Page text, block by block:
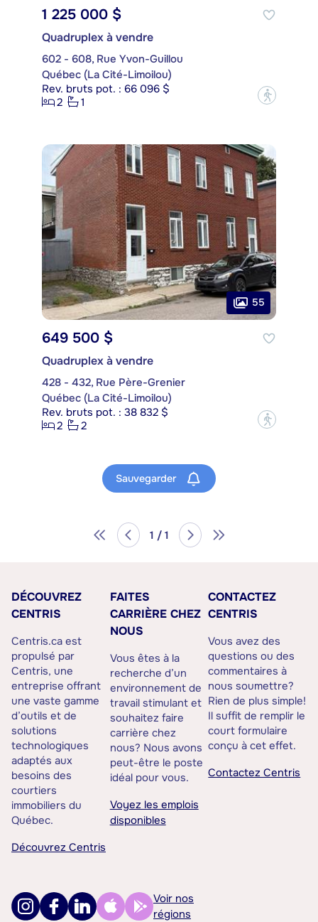
1 225 000 $
Quadruplex à vendre
602 - 608, Rue Yvon-Guillou
Québec (La Cité-Limoilou)
Rev. bruts pot. : 66 096 $
2
1 ?
55
649 500 $
Quadruplex à vendre
428 - 432, Rue Père-Grenier
Québec (La Cité-Limoilou)
Rev. bruts pot. : 38 832 $
2
2 ?
Sauvegarder
1 / 1
DÉCOUVREZ
CENTRIS
Centris.ca est
propulsé par
Centris, une
entreprise offrant
une vaste gamme
d’outils et de
solutions
technologiques
adaptés aux
besoins des
courtiers
immobiliers du
Québec.
Découvrez Centris
FAITES
CARRIÈRE CHEZ
NOUS
Vous êtes à la
recherche d’un
environnement de
travail stimulant et
souhaitez faire
carrière chez
nous? Nous avons
peut-être le poste
idéal pour vous.
Voyez les emplois
disponibles
CONTACTEZ
CENTRIS
Vous avez des
questions ou des
commentaires à
nous soumettre?
Rien de plus simple!
Il suffit de remplir le
court formulaire
conçu à cet effet.
Contactez Centris
Voir nos
régions